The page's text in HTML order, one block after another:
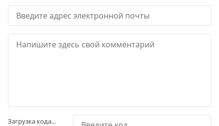
Загрузка кода...